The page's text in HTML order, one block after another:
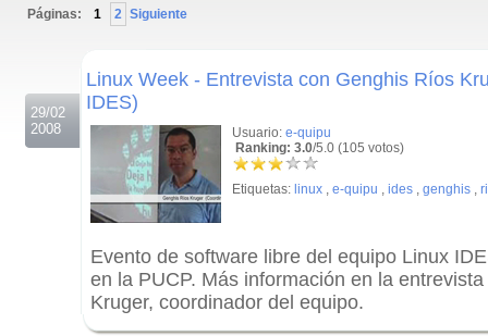
Páginas: 1 2 Siguiente
29/02
2008
Linux Week - Entrevista con Genghis Ríos
IDES)
Usuario: e-quipu
Ranking: 3.0/5.0 (105 votos)
Etiquetas: linux , e-quipu , ides , genghis ,
Evento de software libre del equipo Linux
en la PUCP. Más información en la
Kruger, coordinador del equipo.